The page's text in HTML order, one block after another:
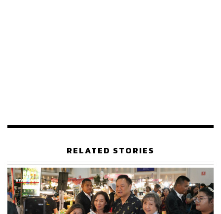
นอกจากนี้ ที่ประชุมฯ ยังได้พิจารณาร่วมกันถึง (ร่าง) แผน
ปฏิบัติการภายใต้นโยบายและแผนระดับชาติว่าด้วยการ
ป้องกัน ปราบปราม และแก้ไขปัญหายาเสพติด ประจำ
ปีงบประมาณ พ.ศ. 2567 และปฏิบัติการลดความรุนแรงของ
ปัญหายาเสพติด ระยะเวลา 1 ปีตามนโยบายเร่งด่วนของ
RELATED STORIES